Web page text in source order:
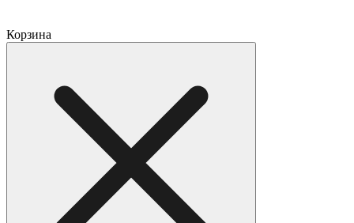
Корзина